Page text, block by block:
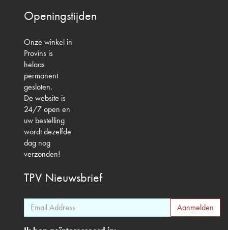
Openingstijden
Onze winkel in
Provins is
helaas
permanent
gesloten.
De website is
24/7 open en
uw bestelling
wordt dezelfde
dag nog
verzonden!
TPV Nieuwsbrief